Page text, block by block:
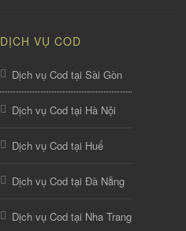
DỊCH VỤ COD
Dịch vụ Cod tại Sài Gòn
Dịch vụ Cod tại Hà Nội
Dịch vụ Cod tại Huế
Dịch vụ Cod tại Đà Nẵng
Dịch vụ Cod tại Nha Trang